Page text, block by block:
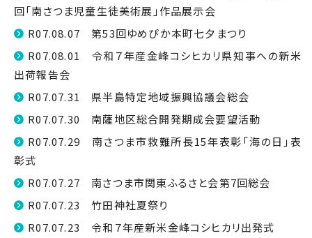
回「南さつま児童生徒美術展」作品展示会
R07.08.07 第53回ゆめぴか本町七夕まつり
R07.08.01 令和７年産金峰コシヒカリ県知事への新米
出荷報告会
R07.07.31 県半島特定地域振興協議会総会
R07.07.30 南薩地区総合開発期成会要望活動
R07.07.29 南さつま市救難所長15年表彰「海の日」表
彰式
R07.07.27 南さつま市関東ふるさと会第7回総会
R07.07.23 竹田神社夏祭り
R07.07.23 令和７年産新米金峰コシヒカリ出発式